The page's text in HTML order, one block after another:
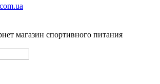
магазин спортивного питания